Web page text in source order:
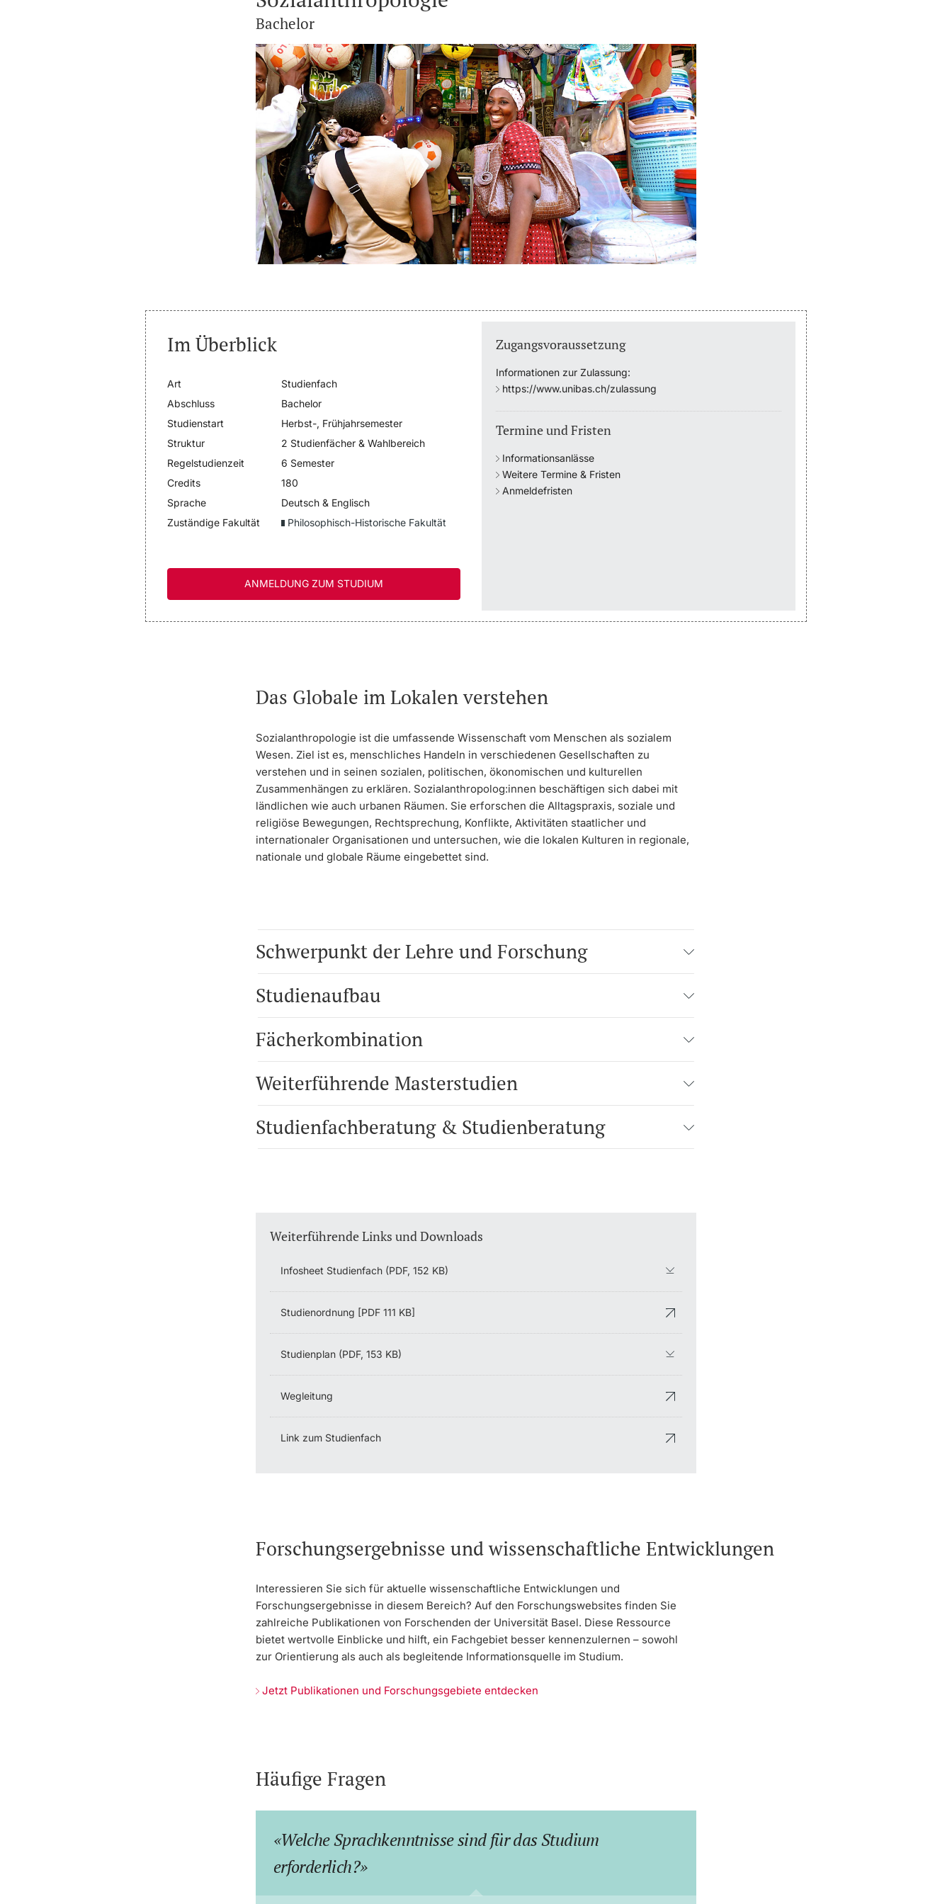
Bachelor
Im Überblick
Art
Studienfach
Abschluss
Bachelor
Studienstart
Herbst-, Frühjahrsemester
Struktur
2 Studienfächer & Wahlbereich
Regelstudienzeit
6 Semester
Credits
180
Sprache
Deutsch & Englisch
Zuständige Fakultät
Philosophisch-Historische Fakultät
ANMELDUNG ZUM STUDIUM
Zugangsvoraussetzung
Informationen zur Zulassung:
https://www.unibas.ch/zulassung
Termine und Fristen
Informationsanlässe
Weitere Termine & Fristen
Anmeldefristen
Das Globale im Lokalen verstehen
Sozialanthropologie ist die umfassende Wissenschaft vom Menschen als sozialem
Wesen. Ziel ist es, menschliches Handeln in verschiedenen Gesellschaften zu
verstehen und in seinen sozialen, politischen, ökonomischen und kulturellen
Zusammenhängen zu erklären. Sozialanthropolog:innen beschäftigen sich dabei mit
ländlichen wie auch urbanen Räumen. Sie erforschen die Alltagspraxis, soziale und
religiöse Bewegungen, Rechtsprechung, Konflikte, Aktivitäten staatlicher und
internationaler Organisationen und untersuchen, wie die lokalen Kulturen in regionale,
nationale und globale Räume eingebettet sind.
Schwerpunkt der Lehre und Forschung
Studienaufbau
Fächerkombination
Weiterführende Masterstudien
Studienfachberatung & Studienberatung
Weiterführende Links und Downloads
Infosheet Studienfach (PDF, 152 KB)
Studienordnung [PDF 111 KB]
Studienplan (PDF, 153 KB)
Wegleitung
Link zum Studienfach
Forschungsergebnisse und wissenschaftliche Entwicklungen
Interessieren Sie sich für aktuelle wissenschaftliche Entwicklungen und
Forschungsergebnisse in diesem Bereich? Auf den Forschungswebsites finden Sie
zahlreiche Publikationen von Forschenden der Universität Basel. Diese Ressource
bietet wertvolle Einblicke und hilft, ein Fachgebiet besser kennenzulernen – sowohl
zur Orientierung als auch als begleitende Informationsquelle im Studium.
Jetzt Publikationen und Forschungsgebiete entdecken
Häufige Fragen
Welche Sprachkenntnisse sind für das Studium
erforderlich?